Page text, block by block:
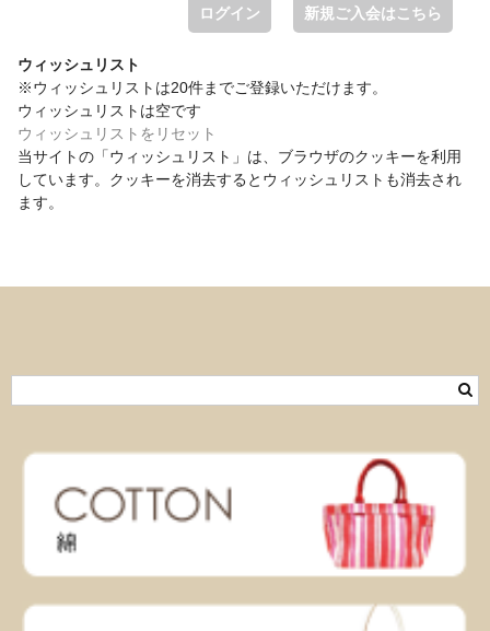
ログイン 新規ご入会はこちら
ウィッシュリスト
※ウィッシュリストは20件までご登録いただけます。
ウィッシュリストは空です
ウィッシュリストをリセット
当サイトの「ウィッシュリスト」は、ブラウザのクッキーを利用
しています。クッキーを消去するとウィッシュリストも消去され
ます。